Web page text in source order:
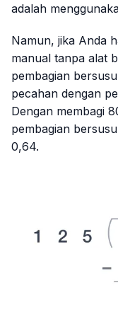
adalah
Namun, jika Anda
manual tanpa alat
pembagian
pecahan dengan
Dengan membagi
pembagian
0,64.